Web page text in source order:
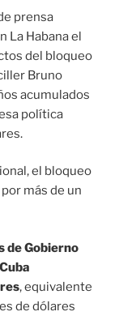
prensa
La Habana el
del bloqueo
Bruno
acumulados
política
el bloqueo
más de un
de Gobierno
, equivalente
de dólares